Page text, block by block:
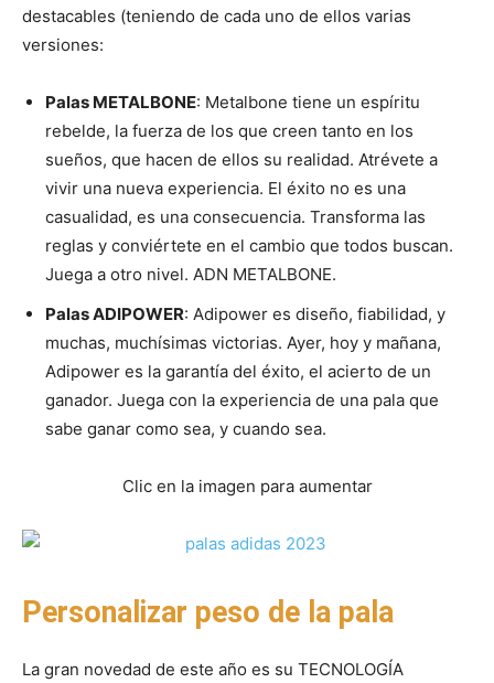
destacables (teniendo de cada uno de ellos varias
versiones:
Palas METALBONE: Metalbone tiene un espíritu
rebelde, la fuerza de los que creen tanto en los
sueños, que hacen de ellos su realidad. Atrévete a
vivir una nueva experiencia. El éxito no es una
casualidad, es una consecuencia. Transforma las
reglas y conviértete en el cambio que todos buscan.
Juega a otro nivel. ADN METALBONE.
Palas ADIPOWER: Adipower es diseño, fiabilidad, y
muchas, muchísimas victorias. Ayer, hoy y mañana,
Adipower es la garantía del éxito, el acierto de un
ganador. Juega con la experiencia de una pala que
sabe ganar como sea, y cuando sea.
Clic en la imagen para aumentar
Personalizar peso de la pala
La gran novedad de este año es su TECNOLOGÍA